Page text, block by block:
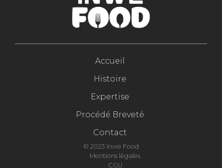
Accueil
Histoire
Expertise
Procédé Breveté
Contact
© 2023 Inwe Food
Mentions légales
CGU